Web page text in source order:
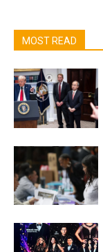
MOST READ